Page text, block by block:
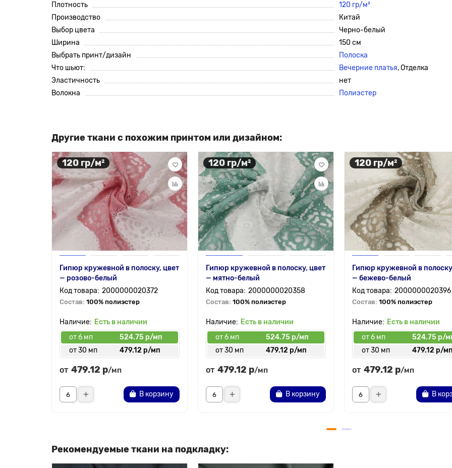
Плотность
120 гр/м²
Производство
Китай
Выбор цвета
Черно-белый
Ширина
150 см
Выбрать принт/дизайн
Полоска
Что шьют:
Вечерние платья, Отделка
Эластичность
нет
Волокна
Полиэстер
Другие ткани с похожим принтом или дизайном:
120 гр/м²
Гипюр кружевной в полоску, цвет
— розово-белый
2000000020372
Состав: 100% полиэстер
Есть в наличии
от 6 мп
524.75 р/мп
от 30 мп
479.12 р/мп
от 479.12 р/мп
В корзину
120 гр/м²
Гипюр кружевной в полоску, цвет
— мятно-белый
2000000020358
Состав: 100% полиэстер
Есть в наличии
от 6 мп
524.75 р/мп
от 30 мп
479.12 р/мп
от 479.12 р/мп
В корзину
120 гр/м²
Гипюр кружевной в
— бежево-белый
2000000020396
Состав: 100% полиэстер
Есть в наличии
от 6 мп
524.75 р/
от 30 мп
479.12 р/мп
от 479.12 р/мп
В
Рекомендуемые ткани на подкладку: